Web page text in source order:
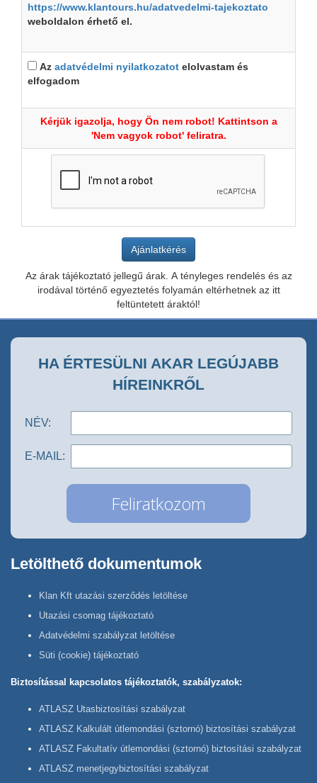
https://www.klantours.hu/adatvedelmi-tajekoztato
weboldalon érhető el.
Az adatvédelmi nyilatkozatot elolvastam és
elfogadom
Kérjük igazolja, hogy Ön nem robot! Kattintson a
'Nem vagyok robot' feliratra.
Az árak tájékoztató jellegű árak. A tényleges rendelés és az
irodával történő egyeztetés folyamán eltérhetnek az itt
feltüntetett áraktól!
HA ÉRTESÜLNI AKAR LEGÚJABB
HÍREINKRŐL
NÉV:
E-MAIL:
Letölthető dokumentumok
Klan Kft utazási szerződés letöltése
Utazási csomag tájékoztató
Adatvédelmi szabályzat letöltése
Süti (cookie) tájékoztató
Biztosítással kapcsolatos tájékoztatók, szabályzatok:
ATLASZ Utasbiztosítási szabályzat
ATLASZ Kalkulált útlemondási (sztornó) biztosítási szabályzat
ATLASZ Fakultatív útlemondási (sztornó) biztosítási szabályzat
ATLASZ menetjegybiztosítási szabályzat